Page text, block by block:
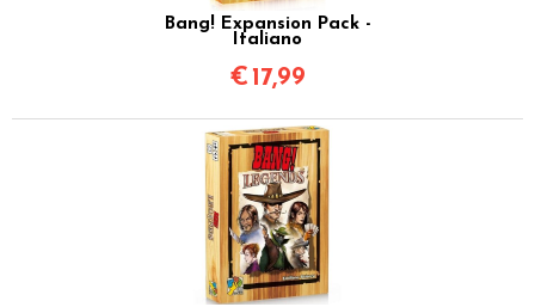
Bang! Expansion Pack -
Italiano
€ 17,99